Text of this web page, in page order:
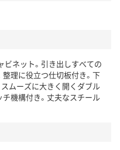
ネット。引き出しすべての
理に役立つ仕切板付き。下
ムーズに大きく開くダブル
機構付き。丈夫なスチール